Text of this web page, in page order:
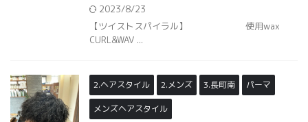
2023/8/23
【ツイストスパイラル】 使用wax
CURL&WAV ...
2.ヘアスタイル 2.メンズ 3.長町南 パーマ
メンズヘアスタイル